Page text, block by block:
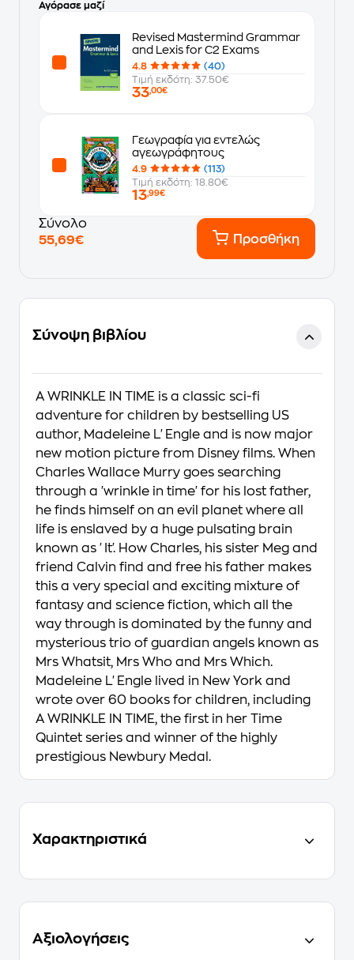
Αγόρασε μαζί
Revised Mastermind Grammar
and Lexis for C2 Exams
4.8
(40)
Τιμή εκδότη: 37.50€
33,00€
Γεωγραφία για εντελώς
αγεωγράφητους
4.9
(113)
Τιμή εκδότη: 18.80€
13,99€
Σύνολο
55,69€
Προσθήκη
Σύνοψη βιβλίου
A WRINKLE IN TIME is a classic sci-fi
adventure for children by bestselling US
author, Madeleine L'Engle and is now major
new motion picture from Disney films. When
Charles Wallace Murry goes searching
through a 'wrinkle in time' for his lost father,
he finds himself on an evil planet where all
life is enslaved by a huge pulsating brain
known as 'It'. How Charles, his sister Meg and
friend Calvin find and free his father makes
this a very special and exciting mixture of
fantasy and science fiction, which all the
way through is dominated by the funny and
mysterious trio of guardian angels known as
Mrs Whatsit, Mrs Who and Mrs Which.
Madeleine L'Engle lived in New York and
wrote over 60 books for children, including
A WRINKLE IN TIME, the first in her Time
Quintet series and winner of the highly
prestigious Newbury Medal.
Χαρακτηριστικά
Αξιολογήσεις